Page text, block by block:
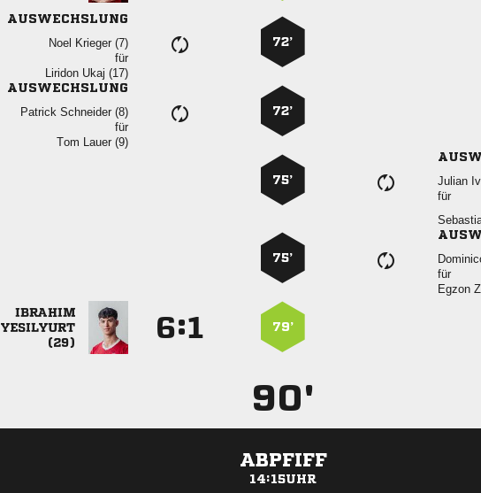
AUSWECHSLUNG
  
für
  
72’
AUSWECHSLUNG
  
für
  
72’
75’

für
75’
für




: 79’
90'
ABPFIFF
14:15UHR